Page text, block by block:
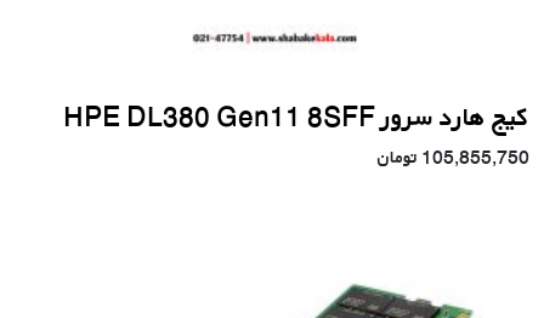
کیج هارد سرور HPE DL380 Gen11 8SFF
105,855,750 تومان